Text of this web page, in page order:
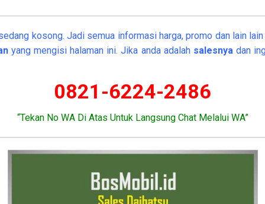
kosong. Jadi semua informasi harga, promo dan lain
yang mengisi halaman ini. Jika anda adalah salesnyadan
0821-6224-2486
“Tekan No WA Di Atas Untuk Langsung Chat Melalui WA”